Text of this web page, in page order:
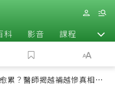
科 影音 課程 退休
累？醫師揭越補越慘真相：